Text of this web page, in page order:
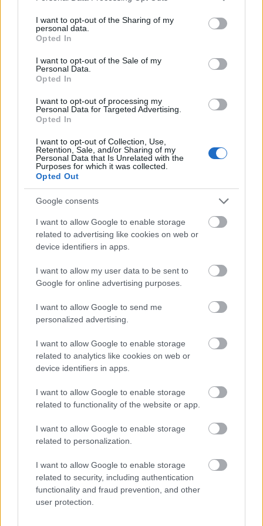
not limited to your visit or usage behaviour. You may click to
grant or deny consent to Google and its third-party tags to
use your data for below specified purposes in below Google
consent section.
I want to opt-out of the Sharing of my
personal data.
Opted In
I want to opt-out of the Sale of my
Personal Data.
Opted In
I want to opt-out of processing my
Personal Data for Targeted Advertising.
Opted In
I want to opt-out of Collection, Use,
Retention, Sale, and/or Sharing of my
Personal Data that Is Unrelated with the
Purposes for which it was collected.
Opted Out
Google consents
I want to allow Google to enable storage
related to advertising like cookies on web or
device identifiers in apps.
I want to allow my user data to be sent to
Google for online advertising purposes.
I want to allow Google to send me
personalized advertising.
I want to allow Google to enable storage
related to analytics like cookies on web or
device identifiers in apps.
I want to allow Google to enable storage
related to functionality of the website or app.
I want to allow Google to enable storage
related to personalization.
I want to allow Google to enable storage
related to security, including authentication
functionality and fraud prevention, and other
user protection.
származó, vagy kihalófélben lévõ fajták
gyûjteménye. Nem a haszonért, az élelemért hozták
létre, csak szépségéért, különlegességéért.
Február 13.: Csáth Géza
születésnapja
szinhazhu•2006. február 08.
A Szabadkai Népszínház próbatermében
megkezdõdnek a próbák CSÁTH GÉZA (Szabadka
szülötte) EMMA címû darabjának bemutatására. A
nagyszabású nemzetközi produkció - A kis Emma
címû novellára építve - a csáthi életmû vizsgálatára,
eddig ismeretlen…
A Janika
A Zöld Macska Diákpincében (Budapest, IX. Üllõi út
95.) 2006. február 13-án és 27-én este fél nyolckor
mutatják be az Új Színház Stúdiójának végzõs